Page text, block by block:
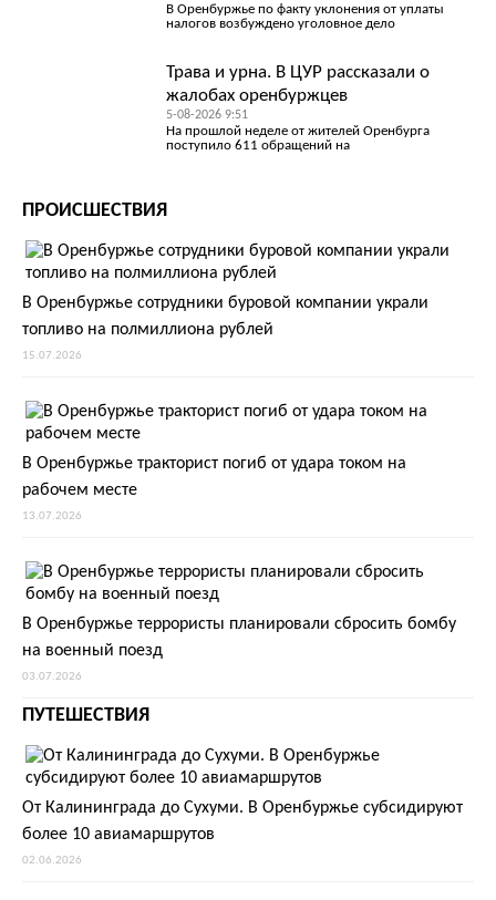
В Оренбуржье по факту уклонения от уплаты
налогов возбуждено уголовное дело
Трава и урна. В ЦУР рассказали о
жалобах оренбуржцев
5-08-2026 9:51
На прошлой неделе от жителей Оренбурга
поступило 611 обращений на
ПРОИСШЕСТВИЯ
В Оренбуржье сотрудники буровой компании украли
топливо на полмиллиона рублей
15.07.2026
В Оренбуржье тракторист погиб от удара током на
рабочем месте
13.07.2026
В Оренбуржье террористы планировали сбросить бомбу
на военный поезд
03.07.2026
ПУТЕШЕСТВИЯ
От Калининграда до Сухуми. В Оренбуржье субсидируют
более 10 авиамаршрутов
02.06.2026